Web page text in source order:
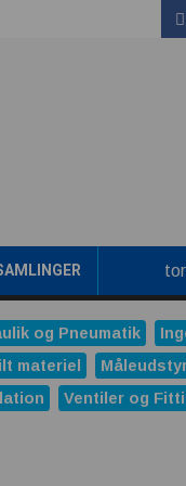
og Pneumatik
materiel
Ventiler og